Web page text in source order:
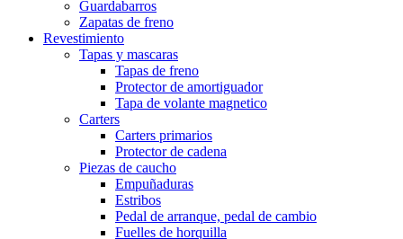
Guardabarros
Zapatas de freno
Revestimiento
Tapas y mascaras
Tapas de freno
Protector de amortiguador
Tapa de volante magnetico
Carters
Carters primarios
Protector de cadena
Piezas de caucho
Empuñaduras
Estribos
Pedal de arranque, pedal de cambio
Fuelles de horquilla